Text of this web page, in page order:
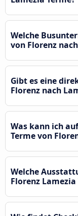
Welche
von Florenz
Gibt es eine
Florenz nach
Was kann ich
Terme von
Welche
Florenz Lamezia